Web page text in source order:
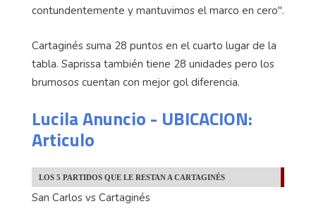
contundentemente y mantuvimos el marco en cero".
Cartaginés suma 28 puntos en el cuarto lugar de la
tabla. Saprissa también tiene 28 unidades pero los
brumosos cuentan con mejor gol diferencia.
Lucila Anuncio - UBICACION:
Articulo
LOS 5 PARTIDOS QUE LE RESTAN A CARTAGINÉS
San Carlos vs Cartaginés